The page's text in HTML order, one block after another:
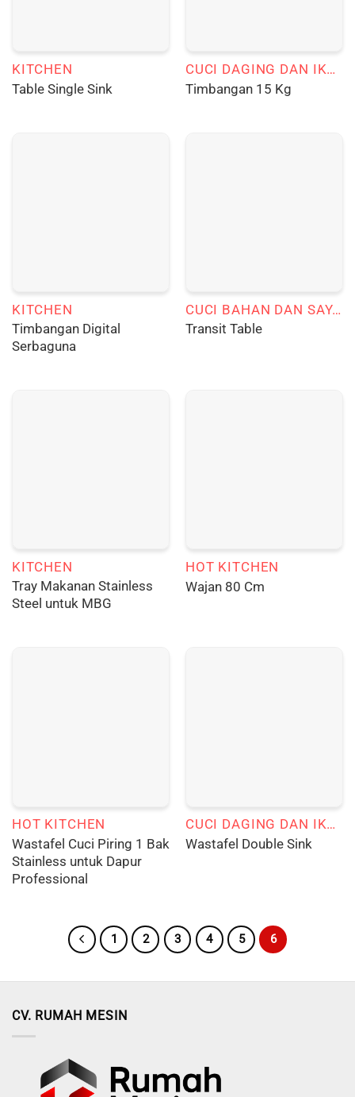
KITCHEN
Table Single Sink
CUCI DAGING DAN IKAN
Timbangan 15 Kg
KITCHEN
Timbangan Digital
Serbaguna
CUCI BAHAN DAN SAYURAN
Transit Table
KITCHEN
Tray Makanan Stainless
Steel untuk MBG
HOT KITCHEN
Wajan 80 Cm
HOT KITCHEN
Wastafel Cuci Piring 1 Bak
Stainless untuk Dapur
Professional
CUCI DAGING DAN IKAN
Wastafel Double Sink
1 2 3 4 5 6
CV. RUMAH MESIN